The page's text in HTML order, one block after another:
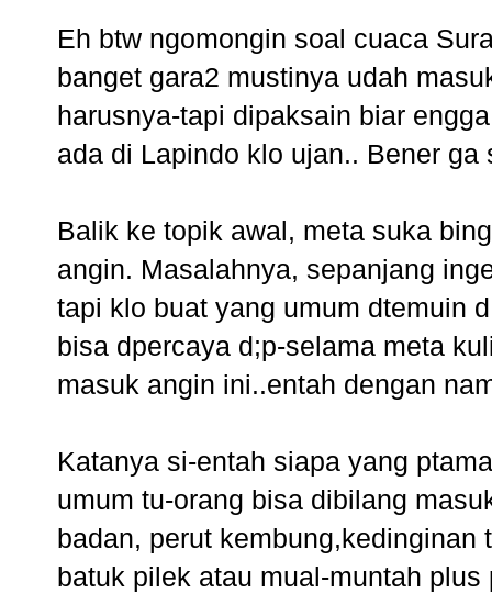
Eh btw ngomongin soal cuaca
banget gara2 mustinya udah
harusnya-tapi dipaksain biar
ada di Lapindo klo ujan.. Bener
Balik ke topik awal, meta suka
angin. Masalahnya, sepanjang
tapi klo buat yang umum dtemuin
bisa dpercaya d;p-selama meta
masuk angin ini..entah dengan
Katanya si-entah siapa yang
umum tu-orang bisa dibilang
badan, perut
batuk pilek atau mual-muntah